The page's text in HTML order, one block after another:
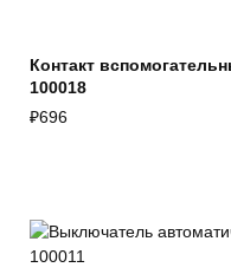
Контакт
100018
₽696